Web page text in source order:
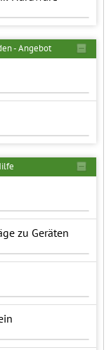
- Angebot
zu Geräten